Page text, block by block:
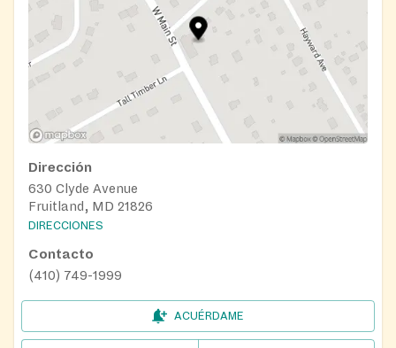
Dirección
630 Clyde Avenue
Fruitland, MD 21826
DIRECCIONES
Contacto
(410) 749-1999
ACUÉRDAME